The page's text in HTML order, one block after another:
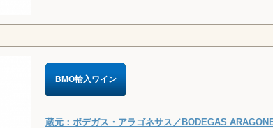
BMO輸入ワイン
蔵元：ボデガス・アラゴネサス／BODEGAS